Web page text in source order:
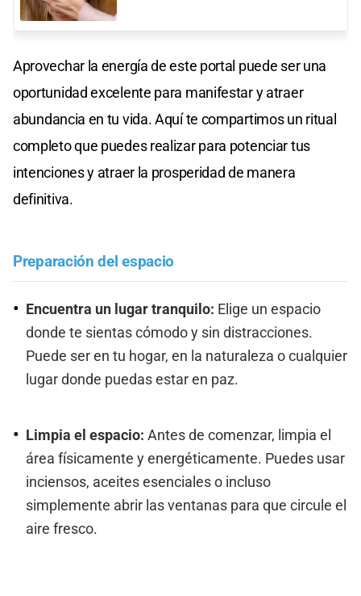
Aprovechar la energía de este portal puede ser una
oportunidad excelente para manifestar y atraer
abundancia en tu vida. Aquí te compartimos un ritual
completo que puedes realizar para potenciar tus
intenciones y atraer la prosperidad de manera
definitiva.
Preparación del espacio
Encuentra un lugar tranquilo: Elige un espacio
donde te sientas cómodo y sin distracciones.
Puede ser en tu hogar, en la naturaleza o cualquier
lugar donde puedas estar en paz.
Limpia el espacio: Antes de comenzar, limpia el
área físicamente y energéticamente. Puedes usar
inciensos, aceites esenciales o incluso
simplemente abrir las ventanas para que circule el
aire fresco.